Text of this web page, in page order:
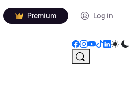
Premium Log in